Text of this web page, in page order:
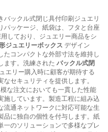
バックル式閉じ具付印刷ジュエリ
パッケージ、紙袋は、フタと台座
しており、ジュエリー商品をシ
ジュエリーボックス デザイン
たコンパクトな外部寸法を維持し
ます。洗練された バックル式閉
エリー購入時に顧客が期待する
なセキュリティを提供します。
な注文においても一貫した性能
施しています。製造工程に組み込
流通ネットワークに対応可能な生
品に独自の個性を付与します。紙
一のソリューションで多様なプレ